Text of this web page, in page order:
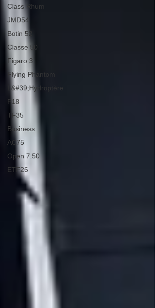
Class Rhum
JMD54
Botin 52
Classe 50
Figaro 3
Flying Phantom
L&#39;Hydroptère
F18
TF35
Business
AC75
Open 7.50
ETF26